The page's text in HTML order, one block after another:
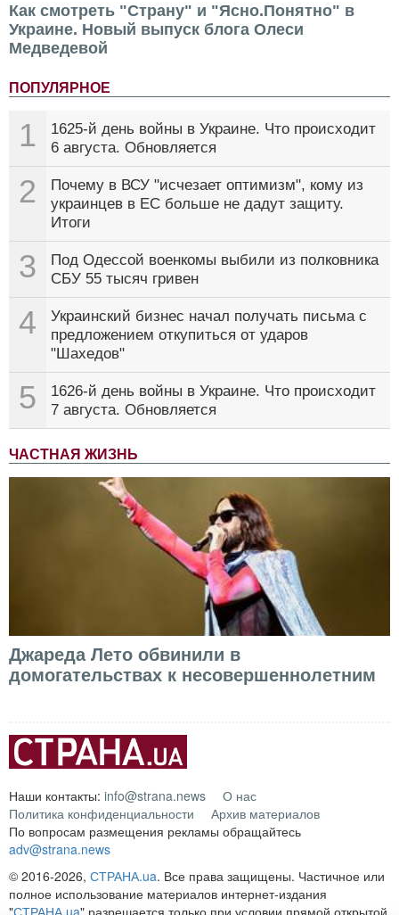
Как смотреть "Страну" и "Ясно.Понятно" в
Украине. Новый выпуск блога Олеси
Медведевой
ПОПУЛЯРНОЕ
1
1625-й день войны в Украине. Что происходит
6 августа. Обновляется
2
Почему в ВСУ "исчезает оптимизм", кому из
украинцев в ЕС больше не дадут защиту.
Итоги
3
Под Одессой военкомы выбили из полковника
СБУ 55 тысяч гривен
4
Украинский бизнес начал получать письма с
предложением откупиться от ударов
"Шахедов"
5
1626-й день войны в Украине. Что происходит
7 августа. Обновляется
ЧАСТНАЯ ЖИЗНЬ
Джареда Лето обвинили в
домогательствах к несовершеннолетним
Наши контакты: info@strana.news
О нас
Политика конфиденциальности
Архив материалов
По вопросам размещения рекламы обращайтесь
adv@strana.news
© 2016-2026, СТРАНА.ua. Все права защищены. Частичное или
полное использование материалов интернет-издания
"СТРАНА.ua" разрешается только при условии прямой открытой